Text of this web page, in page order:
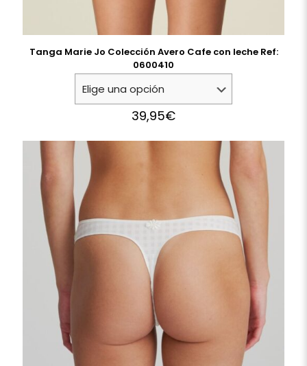
Tanga Marie Jo Colección Avero Cafe con leche Ref:
0600410
39,95€